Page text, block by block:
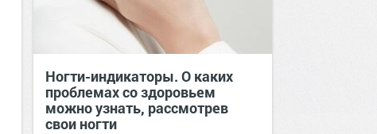
Ногти-индикаторы. О каких
проблемах со здоровьем
можно узнать, рассмотрев
свои ногти